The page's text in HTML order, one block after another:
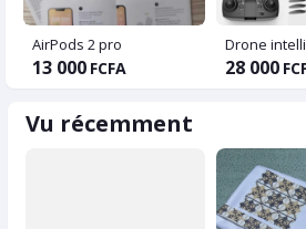
AirPods 2 pro
13 000 FCFA 28 000
Vu récemment